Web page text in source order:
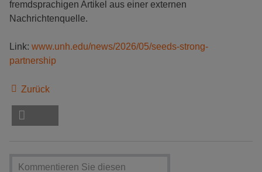
fremdsprachigen Artikel aus einer externen
Nachrichtenquelle.
Link: www.unh.edu/news/2026/05/seeds-strong-
partnership
Zurück